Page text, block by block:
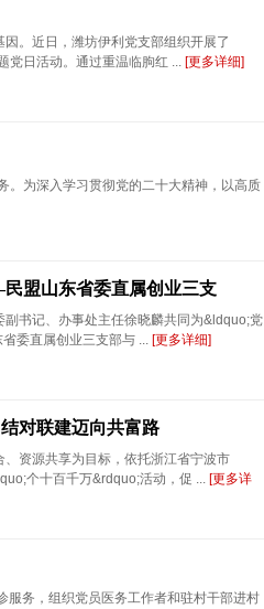
。近日，潍坊伊利党支部组织开展了
党日活动。通过重温临朐红 ... [更多详细]
。为深入学习贯彻党的二十大精神，以高质
盟山东省委直属创业三支
书记、办事处主任徐晓麟共同为&ldquo;党
委直属创业三支部与 ... [更多详细]
对联建迈向共富路
资源共享为目标，依托浙江省宁波市
个十百千万&rdquo;活动，促 ... [更多详
服务，组织党员医务工作者和驻村干部进村